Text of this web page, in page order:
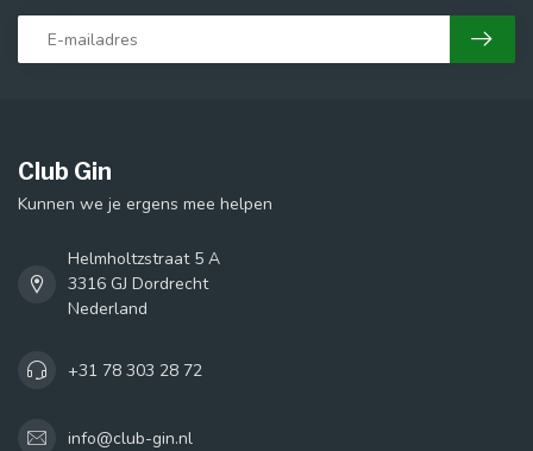
Club Gin
Kunnen we je ergens mee helpen
Helmholtzstraat 5 A
3316 GJ Dordrecht
Nederland
+31 78 303 28 72
info@club-gin.nl